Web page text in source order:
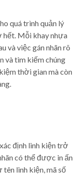
quá trình quản lý
hết. Mỗi khay nhựa
và việc gán nhãn rõ
và tìm kiếm chúng
thời gian mà còn
định linh kiện trở
có thể được in ấn
linh kiện, mã số